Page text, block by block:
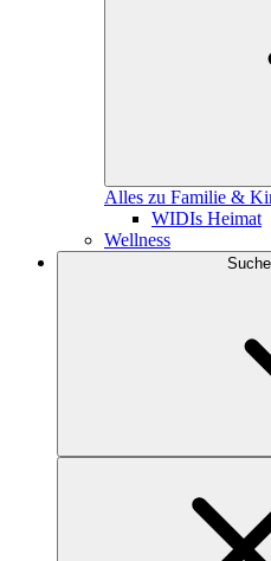
Alles zu Familie &
WIDIs Heimat
Wellness